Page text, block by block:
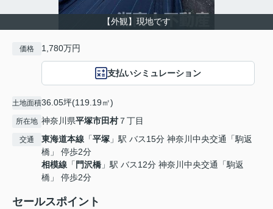
【外観】現地です
価格 1,780万円
支払いシミュレーション
土地面積36.05坪(119.19㎡)
所在地 神奈川県平塚市田村７丁目
交通 東海道本線 「平塚 」駅 バス15分 神奈川中央交通「駒返
橋」 停歩2分
相模線 「 門沢橋 」駅 バス12分 神奈川中央交通「駒返
橋」 停歩2分
セールスポイント